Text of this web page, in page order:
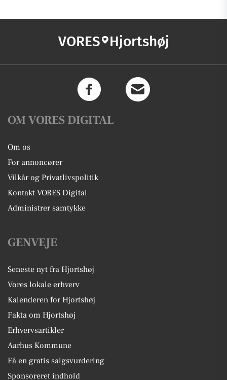
VORES Hjortshøj
OM VORES DIGITAL
Om os
For annoncører
Vilkår og Privatlivspolitik
Kontakt VORES Digital
Administrer samtykke
GENVEJE
Seneste nyt fra Hjortshøj
Vores lokale erhverv
Kalenderen for Hjortshøj
Fakta om Hjortshøj
Erhvervsartikler
Aarhus Kommune
Få en gratis salgsvurdering
Sponsoreret indhold